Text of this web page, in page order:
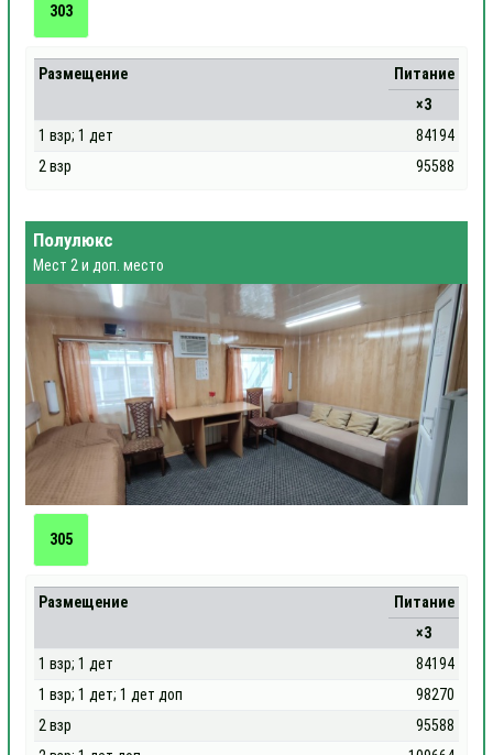
303
Размещение
Питание
×3
1 взр; 1 дет
84194
2 взр
95588
Полулюкс
Мест 2 и доп. место
305
Размещение
Питание
×3
1 взр; 1 дет
84194
1 взр; 1 дет; 1 дет доп
98270
2 взр
95588